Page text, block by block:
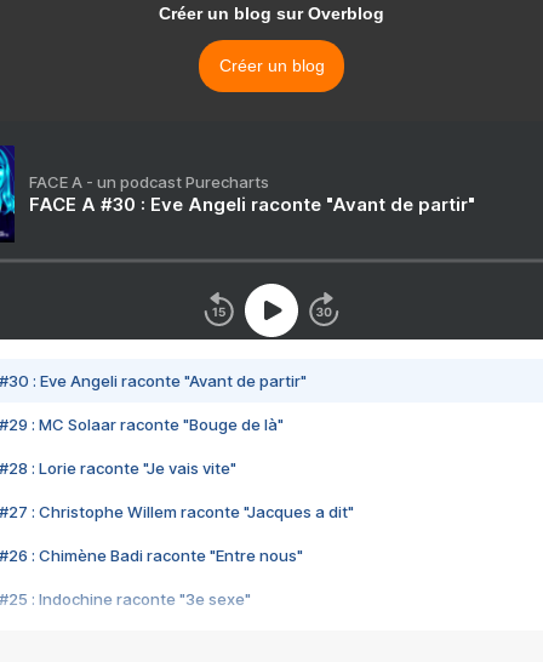
Créer un blog sur Overblog
Créer un blog
FACE A - un podcast Purecharts
FACE A #30 : Eve Angeli raconte "Avant de partir"
#30 : Eve Angeli raconte "Avant de partir"
#29 : MC Solaar raconte "Bouge de là"
#28 : Lorie raconte "Je vais vite"
#27 : Christophe Willem raconte "Jacques a dit"
#26 : Chimène Badi raconte "Entre nous"
#25 : Indochine raconte "3e sexe"